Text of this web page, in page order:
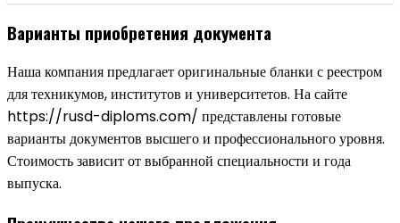
Варианты приобретения документа
Наша компания предлагает оригинальные бланки с реестром
для техникумов, институтов и университетов. На сайте
https://rusd-diploms.com/ представлены готовые
варианты документов высшего и профессионального уровня.
Стоимость зависит от выбранной специальности и года
выпуска.